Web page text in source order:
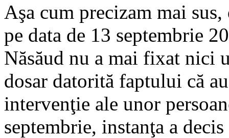
Aşa cum precizam mai
pe data de 13 septembrie
Năsăud nu a mai fixat nici
dosar datorită faptului că
intervenţie ale unor
septembrie, instanţa a